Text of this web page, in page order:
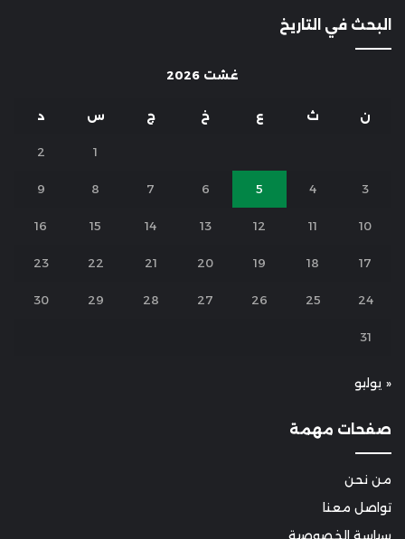
البحث في التاريخ
غشت 2026
ن ث ع خ ج س د
1
2
3
4
5
6
7
8
9
10
11
12
13
14
15
16
17
18
19
20
21
22
23
24
25
26
27
28
29
30
31
« يوليو
صفحات مهمة
من نحن
تواصل معنا
سياسة الخصوصية